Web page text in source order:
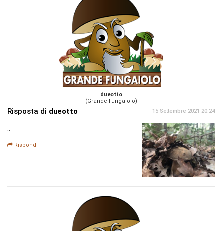
dueotto
(Grande Fungaiolo)
Risposta di dueotto 15 Settembre 2021 20:24
..
Rispondi